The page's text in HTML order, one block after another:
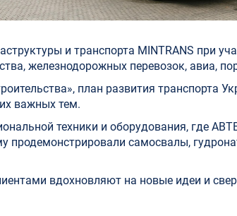
и транспорта MINTRANS при
железнодорожных перевозок, авиа,
план развития транспорта
важных тем.
техники и оборудования, где
продемонстрировали самосвалы,
вдохновляют на новые идеи и